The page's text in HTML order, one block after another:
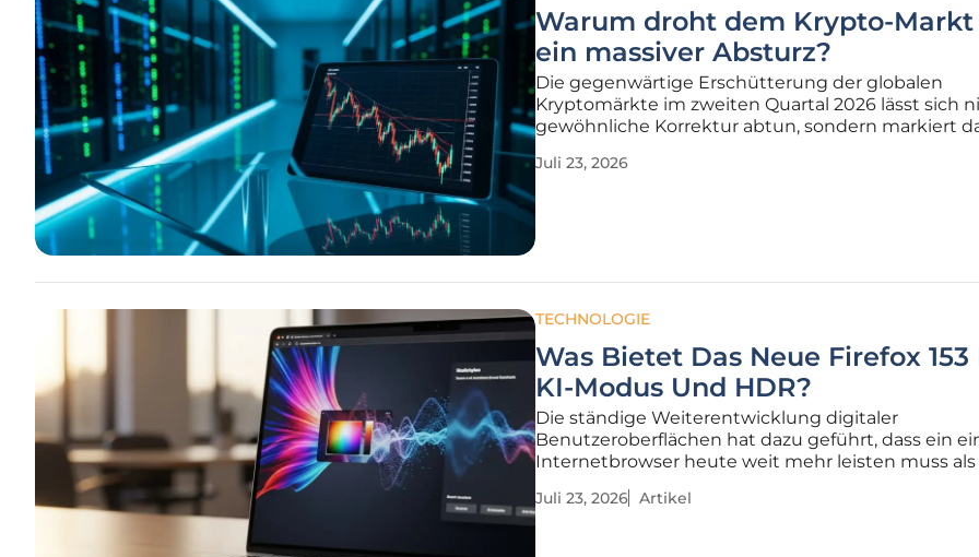
Warum droht dem Krypto-Markt
ein massiver Absturz?
Die gegenwärtige Erschütterung der globalen
Kryptomärkte im zweiten Quartal 2026 lässt sich
gewöhnliche Korrektur abtun, sondern markiert
Belastungsfaktoren, die in ihrer Kombination eine
Juli 23, 2026
TECHNOLOGIE
Was Bietet Das Neue Firefox
KI-Modus Und HDR?
Die ständige Weiterentwicklung digitaler
Benutzeroberflächen hat dazu geführt, dass ein
Internetbrowser heute weit mehr leisten muss
Monitor. Mit dem Erscheinen von Firefox 153
Juli 23, 2026 Artikel